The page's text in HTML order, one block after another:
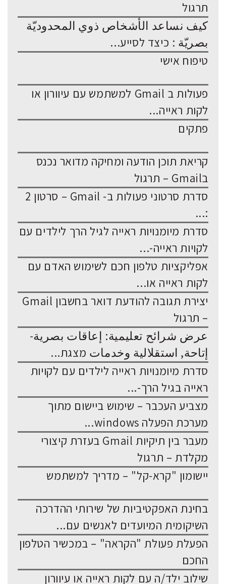
תרגול
كيف نساعد الأشخاص ذوي المحدوديّة
بصريّة : כיצד לסייע...
טיפוח אישי
פעולות ב Gmail למשתמש עם עיוורון או
לקות ראייה...
פתקים
קריאת תוכן הודעה ומחיקה מדואר נכנס
בGmail – תרגול
סדרת סרטוני פעולות ב- Gmail – סרטון 2
:...
סדרת מיומנויות ראייה לגיל הרך לילדים עם
לקויות ראייה-...
אפליקציות טלפון חכם לשימוש האדם עם
לקות ראייה או...
יצירת תגובה להודעת דואר בחשבון Gmail
– תרגול
عرض شرائح تعليمية: إعاقات بصرية-
إتاحة, استقلالية وخدمات מצגת...
סדרת מיומנויות ראייה לילדים עם לקויות
ראייה בגיל הרך-...
מצביע העכבר – שימוש ביישום מתוך
מערכת הפעלה windows...
מעבר בין תיקיות Gmail בעזרת קיצורי
מקלדת – תרגול
יישומון "קרא-קל" – מדריך למשתמש
בחינת האפקטיביות של שירותי ההדרכה
השיקומית המיועדים לאנשים עם...
הפעלת פעולת "הקראה" – במכשיר הטלפון
החכם
שילוב ילד/ה עם לקות ראייה או עיוורון